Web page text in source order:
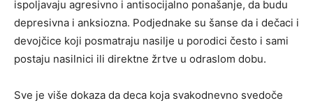
ispoljavaju agresivno i antisocijalno ponašanje, da budu
depresivna i anksiozna. Podjednake su šanse da i dečaci i
devojčice koji posmatraju nasilje u porodici često i sami
postaju nasilnici ili direktne žrtve u odraslom dobu.
Sve je više dokaza da deca koja svakodnevno svedoče